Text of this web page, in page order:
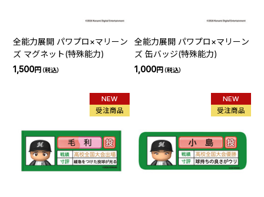
全能力展開 パワプロ×マリーン
ズ マグネット(特殊能力)
1,500円（税込）
全能力展開 パワプロ×マリーン
ズ 缶バッジ(特殊能力)
1,000円（税込）
NEW
受注商品
NEW
受注商品